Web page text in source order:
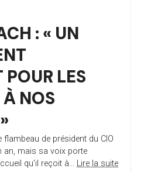
: « UN
LES
NOS
de président du CIO
an, mais sa voix porte
qu’il reçoit à... Lire la suite